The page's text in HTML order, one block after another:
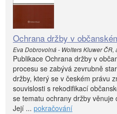
Ochrana držby v
Eva Dobrovolná - Wolters Kluwer ČR,
Publikace Ochrana držby v
procesu se zabývá zevrubně
držby, který se v českém právu
souvislosti s rekodifikací
se tematu ochrany držby věnuje
Její ... pokračování